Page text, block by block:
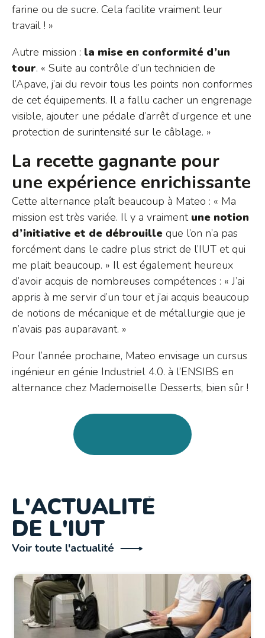
farine ou de sucre. Cela facilite vraiment leur
travail ! »
Autre mission : la mise en conformité d’un
tour. « Suite au contrôle d’un technicien de
l’Apave, j’ai du revoir tous les points non conformes
de cet équipements. Il a fallu cacher un engrenage
visible, ajouter une pédale d’arrêt d’urgence et une
protection de surintensité sur le câblage. »
La recette gagnante pour
une expérience enrichissante
Cette alternance plaît beaucoup à Mateo : « Ma
mission est très variée. Il y a vraiment une notion
d’initiative et de débrouille que l’on n’a pas
forcément dans le cadre plus strict de l’IUT et qui
me plait beaucoup. » Il est également heureux
d’avoir acquis de nombreuses compétences : « J’ai
appris à me servir d’un tour et j’ai acquis beaucoup
de notions de mécanique et de métallurgie que je
n’avais pas auparavant. »
Pour l’année prochaine, Mateo envisage un cursus
ingénieur en génie Industriel 4.0. à l’ENSIBS en
alternance chez Mademoiselle Desserts, bien sûr !
L'ACTUALITÉ
DE L'IUT
Voir toute l'actualité